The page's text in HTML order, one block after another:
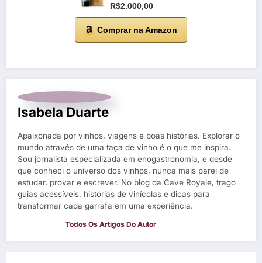
R$2.000,00
Comprar na Amazon
Isabela Duarte
Apaixonada por vinhos, viagens e boas histórias. Explorar o
mundo através de uma taça de vinho é o que me inspira.
Sou jornalista especializada em enogastronomia, e desde
que conheci o universo dos vinhos, nunca mais parei de
estudar, provar e escrever. No blog da Cave Royale, trago
guias acessíveis, histórias de vinícolas e dicas para
transformar cada garrafa em uma experiência.